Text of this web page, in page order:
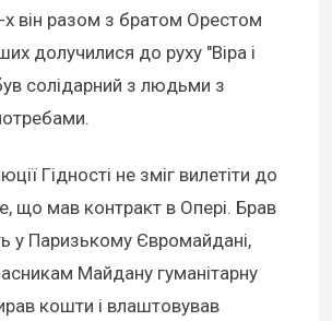
він разом з братом Орестом
долучилися до руху "Віра і
солідарний з людьми з
Гідності не зміг вилетіти до
що мав контракт в Опері. Брав
у Паризькому Євромайдані,
Майдану гуманітарну
кошти і влаштовував